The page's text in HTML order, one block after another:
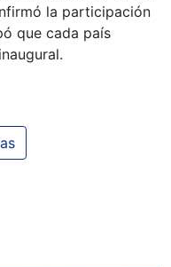
la participación
que cada país